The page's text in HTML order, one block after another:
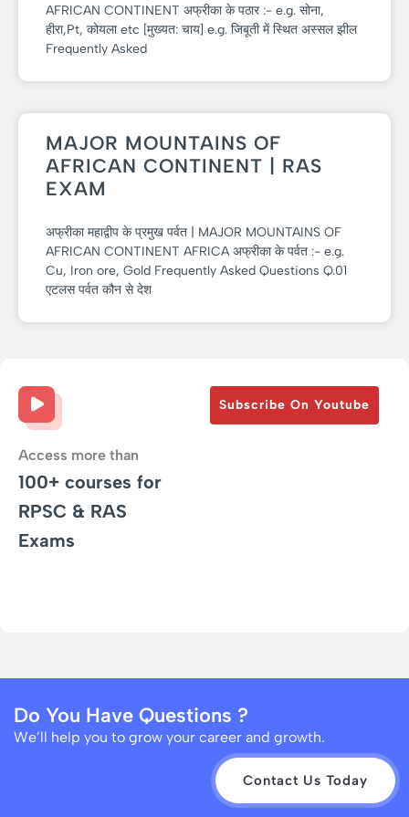
AFRICAN CONTINENT अफ्रीका के पठार :- e.g. सोना,
हीरा,Pt, कोयला etc [मुख्यत: चाय] e.g. जिबूती में स्थित अस्सल झील
Frequently Asked
MAJOR MOUNTAINS OF
AFRICAN CONTINENT | RAS
EXAM
अफ्रीका महाद्वीप के प्रमुख पर्वत | MAJOR MOUNTAINS OF
AFRICAN CONTINENT AFRICA अफ्रीका के पर्वत :- e.g.
Cu, Iron ore, Gold Frequently Asked Questions Q.01
एटलस पर्वत कौन से देश
Access more than
100+ courses for
RPSC & RAS
Exams
Subscribe On Youtube
Do You Have Questions ?
We’ll help you to grow your career and growth.
Contact Us Today